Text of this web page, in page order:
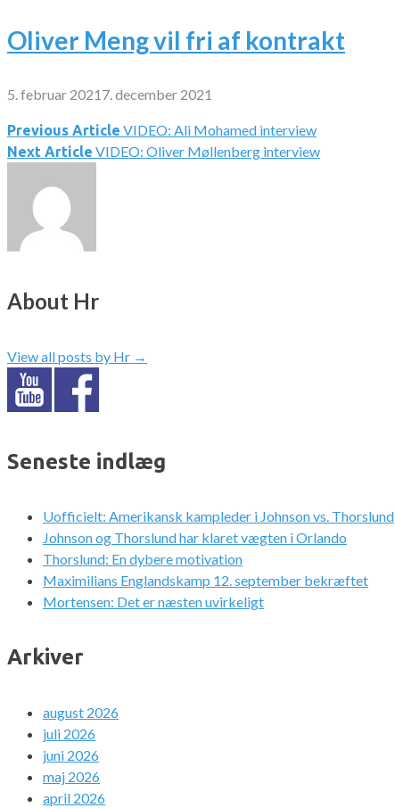
Oliver Meng vil fri af kontrakt
5. februar 2021 7. december 2021
Indlægsnavigation
Previous Article VIDEO: Ali Mohamed interview
Next Article VIDEO: Oliver Møllenberg interview
About Hr
View all posts by Hr →
Seneste indlæg
Uofficielt: Amerikansk kampleder i Johnson vs. Thorslund
Johnson og Thorslund har klaret vægten i Orlando
Thorslund: En dybere motivation
Maximilians Englandskamp 12. september bekræftet
Mortensen: Det er næsten uvirkeligt
Arkiver
august 2026
juli 2026
juni 2026
maj 2026
april 2026